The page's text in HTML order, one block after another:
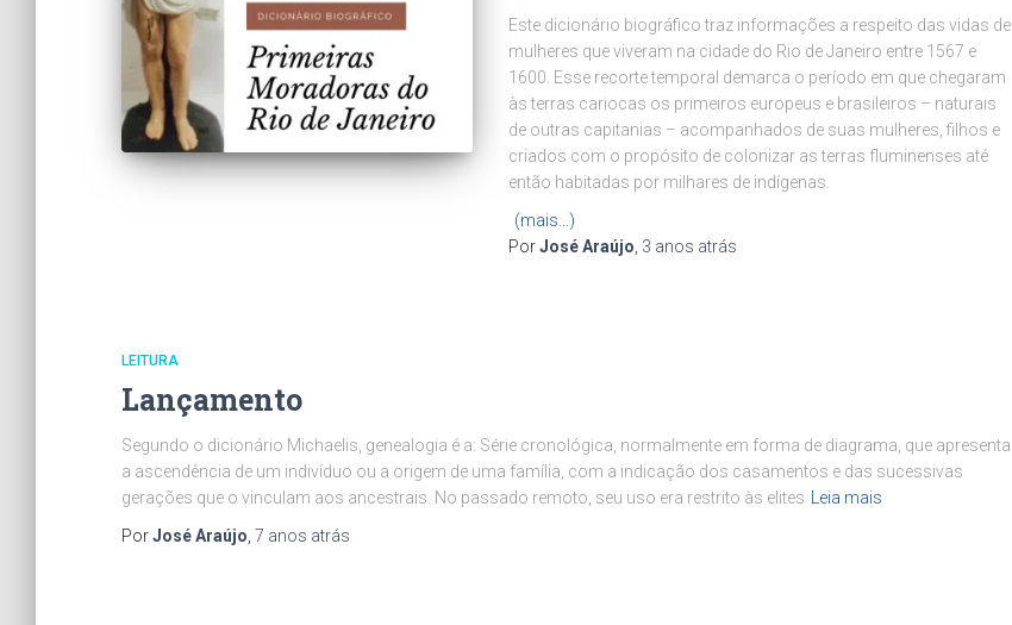
Este dicionário biográfico traz informações a respeito das vidas de
mulheres que viveram na cidade do Rio de Janeiro entre 1567 e
1600. Esse recorte temporal demarca o período em que chegaram
às terras cariocas os primeiros europeus e brasileiros – naturais
de outras capitanias – acompanhados de suas mulheres, filhos e
criados com o propósito de colonizar as terras fluminenses até
então habitadas por milhares de indígenas.
(mais…)
PorJosé Araújo 3 anos atrás
LEITURA
Lançamento
Segundo o dicionário Michaelis, genealogia é a: Série cronológica, normalmente em forma de diagrama, que apresenta
a ascendência de um indivíduo ou a origem de uma família, com a indicação dos casamentos e das sucessivas
gerações que o vinculam aos ancestrais. No passado remoto, seu uso era restrito às elites
Leia mais
PorJosé Araújo 7 anos atrás